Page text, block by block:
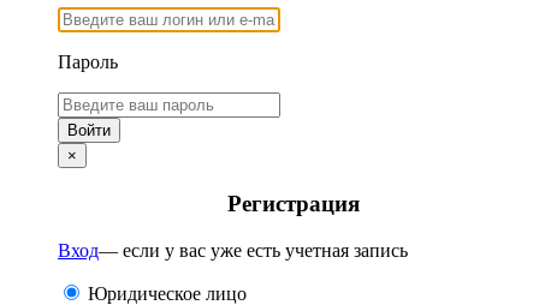
Пароль
×
Регистрация
Вход— если у вас уже есть учетная запись
Юридическое лицо